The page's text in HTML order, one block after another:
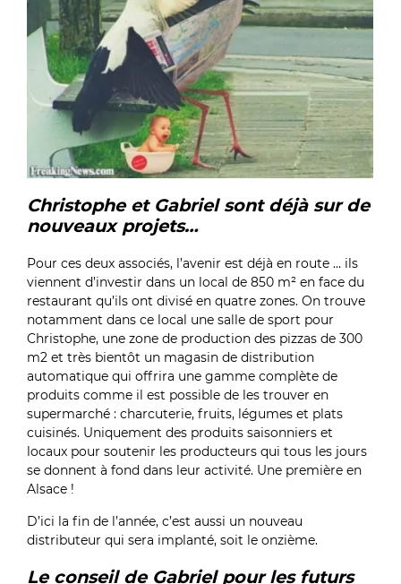
Christophe et Gabriel sont déjà sur de
nouveaux projets…
Pour ces deux associés, l’avenir est déjà en route … ils
viennent d’investir dans un local de 850 m² en face du
restaurant qu’ils ont divisé en quatre zones. On trouve
notamment dans ce local une salle de sport pour
Christophe, une zone de production des pizzas de 300
m2 et très bientôt un magasin de distribution
automatique qui offrira une gamme complète de
produits comme il est possible de les trouver en
supermarché : charcuterie, fruits, légumes et plats
cuisinés. Uniquement des produits saisonniers et
locaux pour soutenir les producteurs qui tous les jours
se donnent à fond dans leur activité. Une première en
Alsace !
D’ici la fin de l’année, c’est aussi un nouveau
distributeur qui sera implanté, soit le onzième.
Le conseil de Gabriel pour les futurs